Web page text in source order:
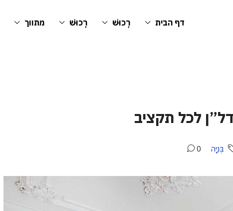
דף הבית רְכוּשׁ רְכוּשׁ מתווך
לכל תקציב
בְּנִיָה 0